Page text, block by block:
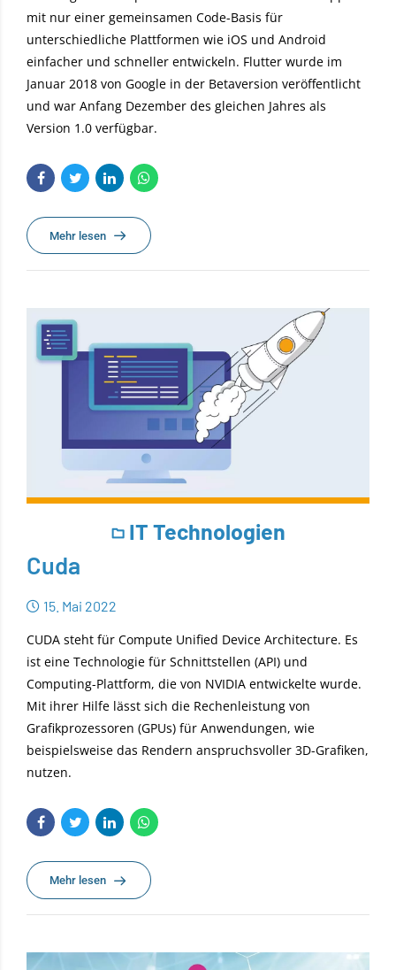
mit nur einer gemeinsamen Code-Basis für
unterschiedliche Plattformen wie iOS und Android
einfacher und schneller entwickeln. Flutter wurde im
Januar 2018 von Google in der Betaversion veröffentlicht
und war Anfang Dezember des gleichen Jahres als
Version 1.0 verfügbar.
Mehr lesen
IT Technologien
Cuda
15. Mai 2022
CUDA steht für Compute Unified Device Architecture. Es
ist eine Technologie für Schnittstellen (API) und
Computing-Plattform, die von NVIDIA entwickelte wurde.
Mit ihrer Hilfe lässt sich die Rechenleistung von
Grafikprozessoren (GPUs) für Anwendungen, wie
beispielsweise das Rendern anspruchsvoller 3D-Grafiken,
nutzen.
Mehr lesen